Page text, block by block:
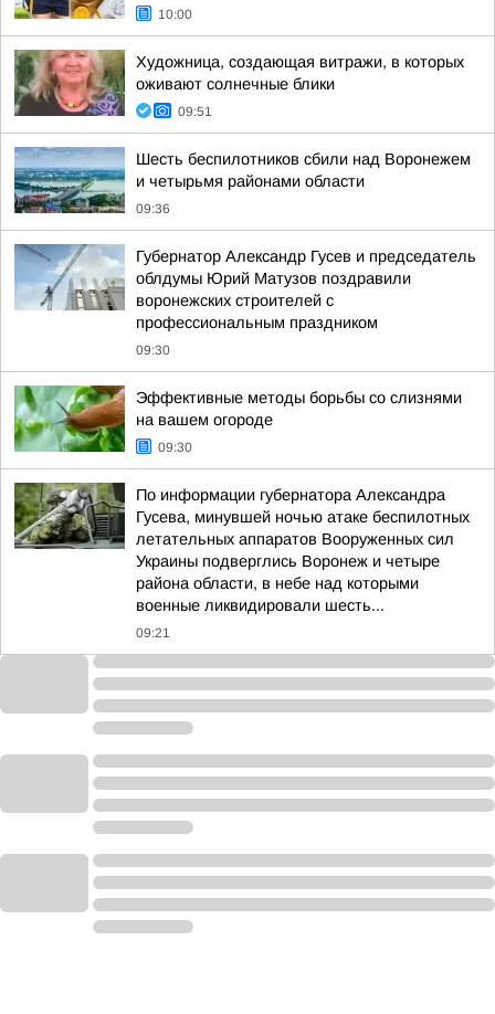
10:00
Художница, создающая витражи, в которых
оживают солнечные блики
09:51
Шесть беспилотников сбили над Воронежем
и четырьмя районами области
09:36
Губернатор Александр Гусев и председатель
облдумы Юрий Матузов поздравили
воронежских строителей с
профессиональным праздником
09:30
Эффективные методы борьбы со слизнями
на вашем огороде
09:30
По информации губернатора Александра
Гусева, минувшей ночью атаке беспилотных
летательных аппаратов Вооруженных сил
Украины подверглись Воронеж и четыре
района области, в небе над которыми
военные ликвидировали шесть...
09:21